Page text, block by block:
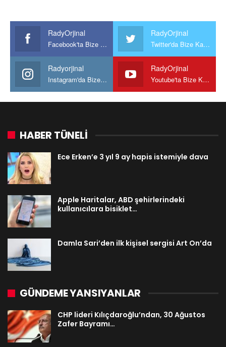
RadyOrjinal
Facebook'ta Bize Katılın
RadyOrjinal
Twitter'da Bize Katılın
Radyorjinal
Instagram'da Bize katılın
RadyOrjinal
Youtube'ta Bize Katılın
HABER TÜNELİ
Ece Erken’e 3 yıl 9 ay hapis istemiyle dava
Apple Haritalar, ABD şehirlerindeki
kullanıcılara bisiklet…
Damla Sari’den ilk kişisel sergisi Art On’da
GÜNDEME YANSIYANLAR
CHP lideri Kılıçdaroğlu’ndan, 30 Ağustos
Zafer Bayramı…